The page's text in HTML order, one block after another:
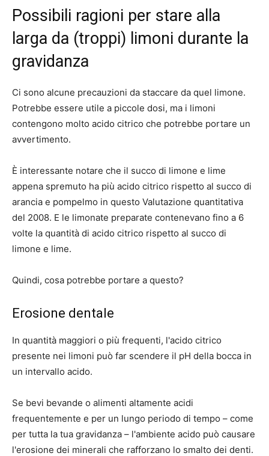
Possibili ragioni per stare alla
larga da (troppi) limoni durante la
gravidanza
Ci sono alcune precauzioni da staccare da quel limone.
Potrebbe essere utile a piccole dosi, ma i limoni
contengono molto acido citrico che potrebbe portare un
avvertimento.
È interessante notare che il succo di limone e lime
appena spremuto ha più acido citrico rispetto al succo di
arancia e pompelmo in questo Valutazione quantitativa
del 2008. E le limonate preparate contenevano fino a 6
volte la quantità di acido citrico rispetto al succo di
limone e lime.
Quindi, cosa potrebbe portare a questo?
Erosione dentale
In quantità maggiori o più frequenti, l'acido citrico
presente nei limoni può far scendere il pH della bocca in
un intervallo acido.
Se bevi bevande o alimenti altamente acidi
frequentemente e per un lungo periodo di tempo – come
per tutta la tua gravidanza – l'ambiente acido può causare
l'erosione dei minerali che rafforzano lo smalto dei denti.